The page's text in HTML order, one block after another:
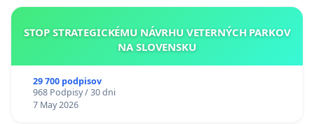
STOP STRATEGICKÉMU NÁVRHU VETERNÝCH PARKOV
NA SLOVENSKU
29 700 podpisov
968 Podpisy / 30 dni
7 May 2026